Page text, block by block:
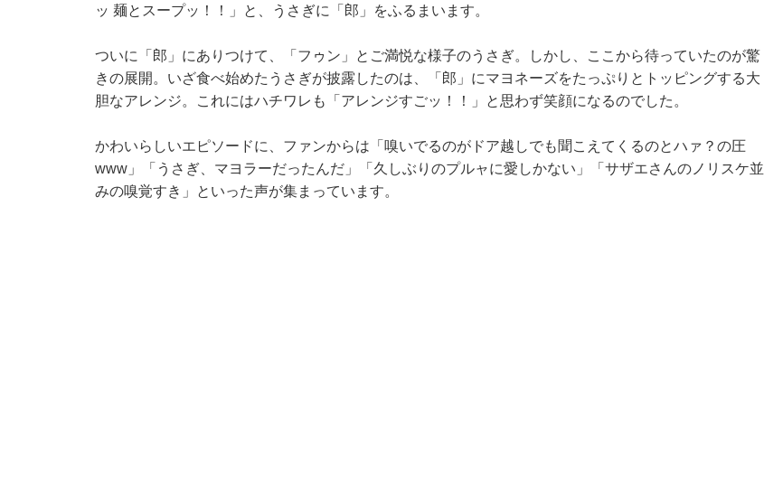
ッ 麺とスープッ！！」と、うさぎに「郎」をふるまいます。
ついに「郎」にありつけて、「フゥン」とご満悦な様子のうさぎ。しかし、ここから待っていたのが驚
きの展開。いざ食べ始めたうさぎが披露したのは、「郎」にマヨネーズをたっぷりとトッピングする大
胆なアレンジ。これにはハチワレも「アレンジすごッ！！」と思わず笑顔になるのでした。
かわいらしいエピソードに、ファンからは「嗅いでるのがドア越しでも聞こえてくるのとハァ？の圧
www」「うさぎ、マヨラーだったんだ」「久しぶりのプルャに愛しかない」「サザエさんのノリスケ並
みの嗅覚すき」といった声が集まっています。